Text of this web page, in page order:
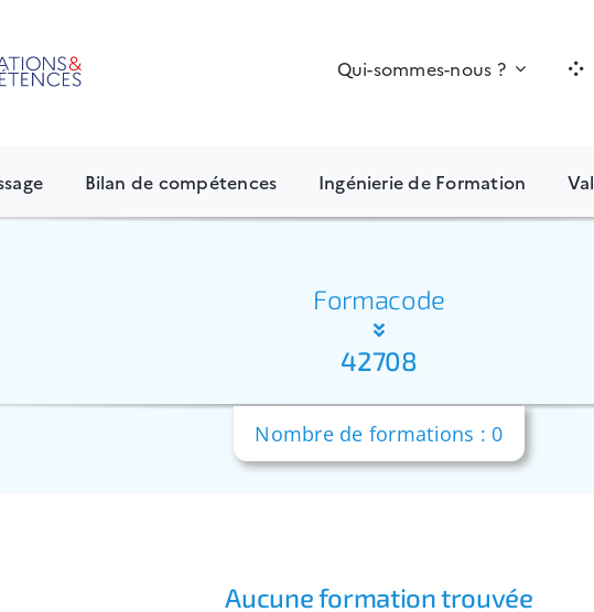
Qui-sommes-nous ?
Bilan de compétences Ingénierie de Formation
Formacode
42708
Nombre de formations : 0
Aucune formation trouvée